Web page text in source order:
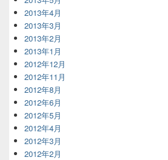
2013年4月
2013年3月
2013年2月
2013年1月
2012年12月
2012年11月
2012年8月
2012年6月
2012年5月
2012年4月
2012年3月
2012年2月